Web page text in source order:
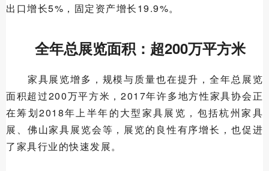
出口增长5%，固定资产增长19.9%。
全年总展览面积：超200万平方米
家具展览增多，规模与质量也在提升，全年总展览
面积超过200万平方米，2017年许多地方性家具协会正
在筹划2018年上半年的大型家具展览，包括杭州家具
展、佛山家具展览会等，展览的良性有序增长，也促进
了家具行业的快速发展。